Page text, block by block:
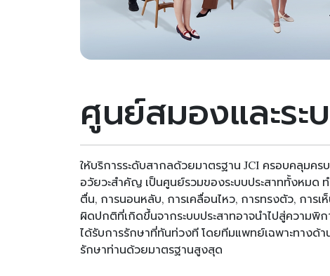
ศูนย์สมองและระ
ให้บริการระดับสากลด้วยมาตรฐาน JCI ครอบคลุมคร
อวัยวะสำคัญ เป็นศูนย์รวมของระบบประสาททั้งหมด
ตื่น, การนอนหลับ, การเคลื่อนไหว, การทรงตัว, การ
ผิดปกติที่เกิดขึ้นจากระบบประสาทอาจนำไปสู่ความ
ได้รับการรักษาที่ทันท่วงที โดยทีมแพทย์เฉพาะทางด้า
รักษาท่านด้วยมาตรฐานสูงสุด